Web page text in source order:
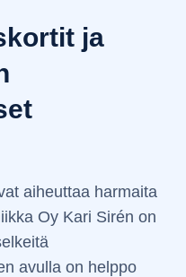
ja
aiheuttaa harmaita
Oy Kari Sirén on
avulla on helppo